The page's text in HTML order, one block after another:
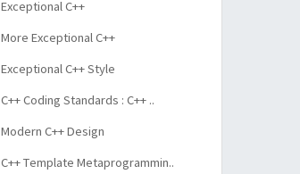
Exceptional C++
More Exceptional C++
Exceptional C++ Style
C++ Coding Standards : C++ ..
Modern C++ Design
C++ Template Metaprogrammin..